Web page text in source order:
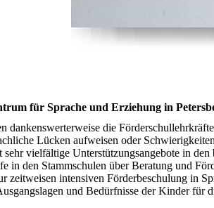
für Sprache und Erziehung in
dankenswerterweise die
Lücken aufweisen oder
vielfältige Unterstützungsangebote in
in den Stammschulen über Beratung und
zeitweisen intensiven Förderbeschulung in
und Bedürfnisse der Kinder für